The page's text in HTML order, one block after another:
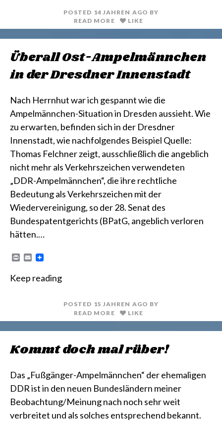
POSTED 14 JAHREN AGO BY
READ MORE
LIKE
Überall Ost-Ampelmännchen
in der Dresdner Innenstadt
Nach Herrnhut war ich gespannt wie die
Ampelmännchen-Situation in Dresden aussieht. Wie
zu erwarten, befinden sich in der Dresdner
Innenstadt, wie nachfolgendes Beispiel Quelle:
Thomas Felchner zeigt, ausschließlich die angeblich
nicht mehr als Verkehrszeichen verwendeten
„DDR-Ampelmännchen“, die ihre rechtliche
Bedeutung als Verkehrszeichen mit der
Wiedervereinigung, so der 28. Senat des
Bundespatentgerichts (BPatG, angeblich verloren
hätten.…
P
n
E
i
Keep reading
POSTED 15 JAHREN AGO BY
READ MORE
LIKE
Kommt doch mal rüber!
Das „Fußgänger-Ampelmännchen“ der ehemaligen
DDR ist in den neuen Bundesländern meiner
Beobachtung/Meinung nach noch sehr weit
verbreitet und als solches entsprechend bekannt.